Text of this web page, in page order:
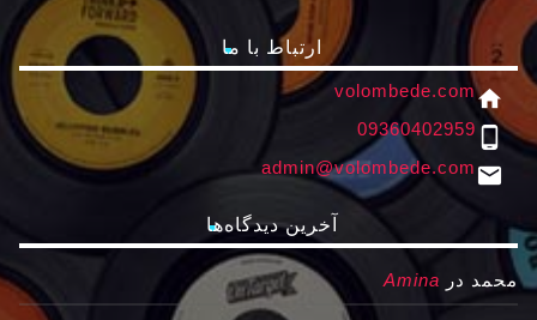
ارتباط با ما
home
volombede.com
phone_android
09360402959
email
admin@volombede.com
آخرین دیدگاه‌ها
محمد در Amina